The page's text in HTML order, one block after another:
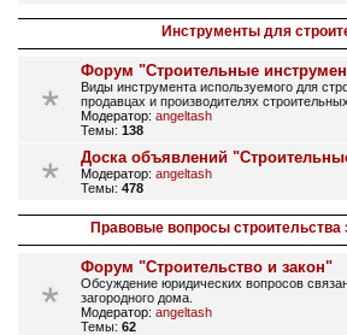
Инструменты для
Форум "Строительные
Виды инструмента используемого для
продавцах и производителях
Модератор: angeltash
Темы: 138
Доска объявлений
Модератор: angeltash
Темы: 478
Правовые вопросы строительства
Форум "Строительство и закон"
Обсуждение юридических вопросов
загородного дома.
Модератор: angeltash
Темы: 62